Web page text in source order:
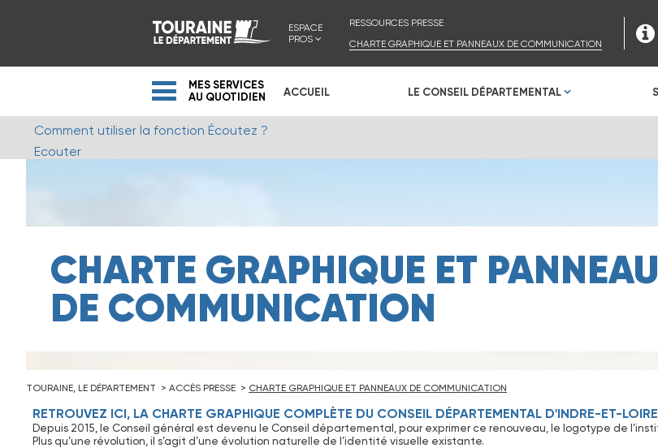
ESPACE
PROS
RESSOURCES PRESSE
CHARTE GRAPHIQUE ET PANNEAUX DE COMMUNICATION
MES SERVICES
AU QUOTIDIEN
ACCUEIL LE CONSEIL DÉPARTEMENTAL
Comment utiliser la fonction Écoutez ?
Ecouter
CHARTE GRAPHIQUE ET
DE COMMUNICATION
TOURAINE, LE DÉPARTEMENT ACCÈS PRESSE CHARTE GRAPHIQUE ET PANNEAUX DE COMMUNICATION
RETROUVEZ ICI, LA CHARTE GRAPHIQUE COMPLÈTE DU CONSEIL DÉPARTEMENTAL D'INDRE-ET-LOIRE
Depuis 2015, le Conseil général est devenu le Conseil départemental, pour exprimer ce renouveau, le logotype de
Plus qu’une révolution, il s’agit d’une évolution naturelle de l’identité visuelle existante.